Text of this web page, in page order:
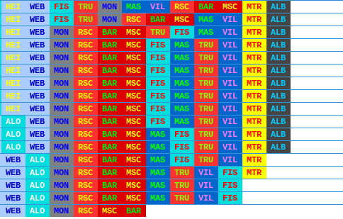
HEI WEB FIS TRU MON MAS VIL RSC BAR MSC MTR
ALB
HEI WEB FIS TRU MON RSC BAR MSC MAS VIL MTR
ALB
HEI WEB MON RSC BAR MSC TRU FIS MAS VIL MTR
ALB
HEI WEB MON RSC BAR MSC FIS MAS TRU VIL MTR
ALB
HEI WEB MON RSC BAR MSC FIS MAS TRU VIL MTR
ALB
HEI WEB MON RSC BAR MSC FIS MAS TRU VIL MTR
ALB
HEI WEB MON RSC BAR MSC FIS MAS TRU VIL MTR
ALB
HEI WEB MON RSC BAR MSC FIS MAS TRU VIL MTR
ALB
HEI WEB MON RSC BAR MSC FIS MAS TRU VIL MTR
ALB
ALO WEB MON RSC BAR MSC FIS MAS TRU VIL MTR
ALB
ALO WEB MON RSC BAR MSC MAS FIS TRU VIL MTR
ALB
ALO WEB MON RSC BAR MSC MAS FIS TRU VIL MTR
ALB
WEB ALO MON RSC BAR MSC MAS FIS TRU VIL
MTR
WEB ALO MON RSC BAR MSC MAS TRU VIL FIS
MTR
WEB ALO MON RSC BAR MSC MAS TRU VIL
FIS
WEB ALO MON RSC BAR MSC MAS TRU VIL
FIS
WEB ALO MON RSC MSC BAR